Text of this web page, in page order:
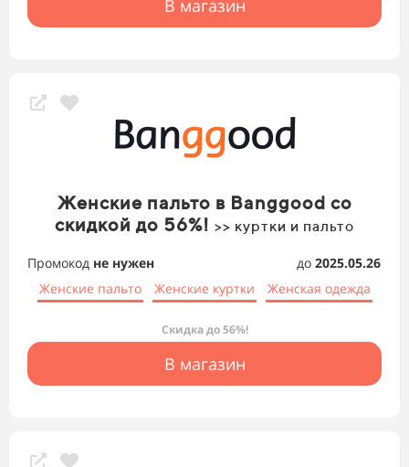
В магазин
Женские пальто в Banggood со
скидкой до 56%! >> куртки и пальто
Промокод не нужен до 2025.05.26
Женские пальто
Женские куртки Женская одежда
Скидка до 56%!
В магазин